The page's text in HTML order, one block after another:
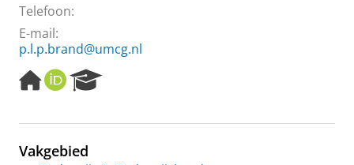
Telefoon:
E-mail:
p.l.p.brand@umcg.nl
H
o
e
a
O
R
I
e
Vakgebied